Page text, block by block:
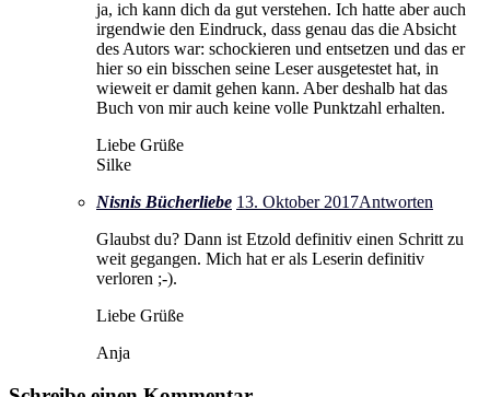
ja, ich kann dich da gut verstehen. Ich hatte aber auch
irgendwie den Eindruck, dass genau das die Absicht
des Autors war: schockieren und entsetzen und das er
hier so ein bisschen seine Leser ausgetestet hat, in
wieweit er damit gehen kann. Aber deshalb hat das
Buch von mir auch keine volle Punktzahl erhalten.
Liebe Grüße
Silke
Nisnis Bücherliebe 13. Oktober 2017Antworten
Glaubst du? Dann ist Etzold definitiv einen Schritt zu
weit gegangen. Mich hat er als Leserin definitiv
verloren ;-).
Liebe Grüße
Anja